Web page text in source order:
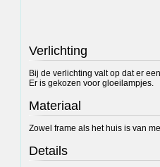
Verlichting
Bij de verlichting valt op dat er
Er is gekozen voor gloeilampjes.
Materiaal
Zowel frame als het huis is van
Details